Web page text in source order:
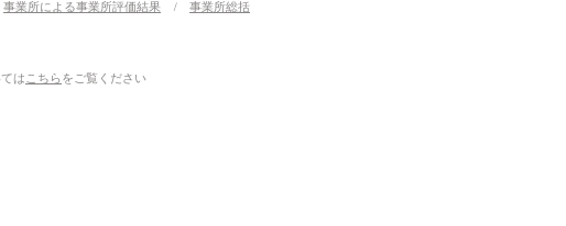
事業所による事業所評価結果 / 事業所総括
はこちらをご覧ください